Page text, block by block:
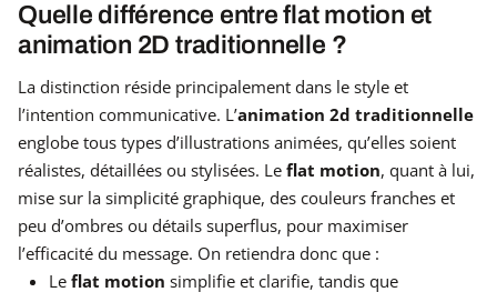
Quelle différence entre flat motion et
animation 2D traditionnelle ?
La distinction réside principalement dans le style et
l’intention communicative. L’animation 2d traditionnelle
englobe tous types d’illustrations animées, qu’elles soient
réalistes, détaillées ou stylisées. Le flat motion, quant à lui,
mise sur la simplicité graphique, des couleurs franches et
peu d’ombres ou détails superflus, pour maximiser
l’efficacité du message. On retiendra donc que :
Le flat motion simplifie et clarifie, tandis que